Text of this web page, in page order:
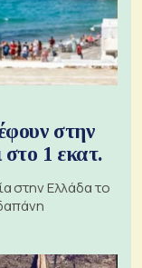
στην
1 εκατ.
στην Ελλάδα το